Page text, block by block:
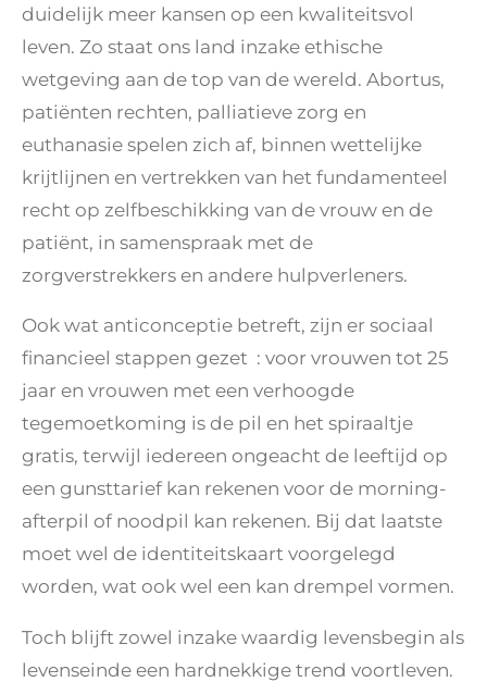
duidelijk meer kansen op een kwaliteitsvol
leven. Zo staat ons land inzake ethische
wetgeving aan de top van de wereld. Abortus,
patiënten rechten, palliatieve zorg en
euthanasie spelen zich af, binnen wettelijke
krijtlijnen en vertrekken van het fundamenteel
recht op zelfbeschikking van de vrouw en de
patiënt, in samenspraak met de
zorgverstrekkers en andere hulpverleners.
Ook wat anticonceptie betreft, zijn er sociaal
financieel stappen gezet : voor vrouwen tot 25
jaar en vrouwen met een verhoogde
tegemoetkoming is de pil en het spiraaltje
gratis, terwijl iedereen ongeacht de leeftijd op
een gunsttarief kan rekenen voor de morning-
afterpil of noodpil kan rekenen. Bij dat laatste
moet wel de identiteitskaart voorgelegd
worden, wat ook wel een kan drempel vormen.
Toch blijft zowel inzake waardig levensbegin als
levenseinde een hardnekkige trend voortleven.